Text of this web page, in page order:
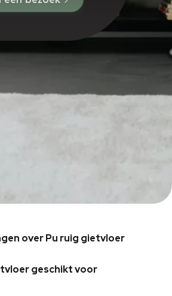
over Pu ruig gietvloer
geschikt voor